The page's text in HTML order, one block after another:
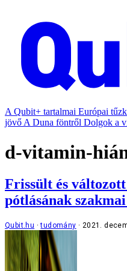
A Qubit+ tartalmai Európai
jövő A Duna föntről Dolgok a
d-vitamin-
Frissült és
pótlásának
Qubit.hu tudomány 2021.